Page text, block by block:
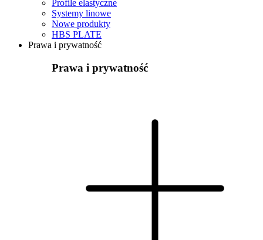
Profile elastyczne
Systemy linowe
Nowe produkty
HBS PLATE
Prawa i prywatność
Prawa i prywatność